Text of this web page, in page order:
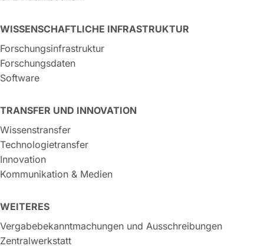
WISSENSCHAFTLICHE INFRASTRUKTUR
Forschungsinfrastruktur
Forschungsdaten
Software
TRANSFER UND INNOVATION
Wissenstransfer
Technologietransfer
Innovation
Kommunikation & Medien
WEITERES
Vergabebekanntmachungen und Ausschreibungen
Zentralwerkstatt